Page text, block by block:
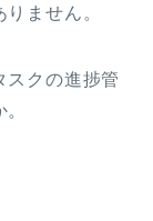
ません。
スクの進捗管